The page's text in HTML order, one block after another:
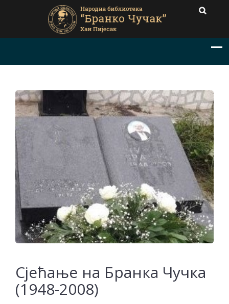
Сјећање на Бранка Чучка
(1948-2008)